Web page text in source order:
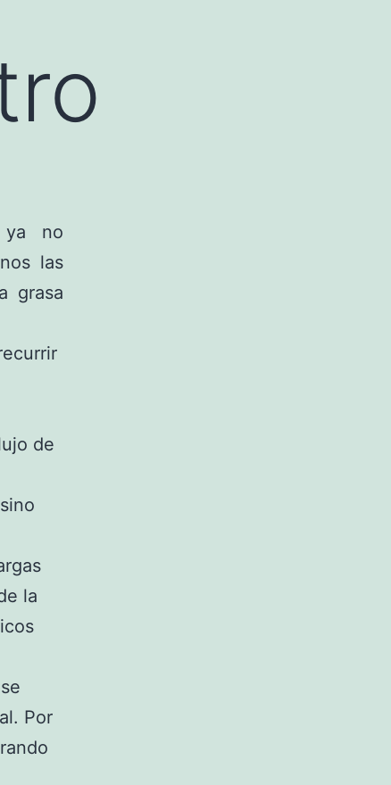
no
las
grasa
de
la
Por